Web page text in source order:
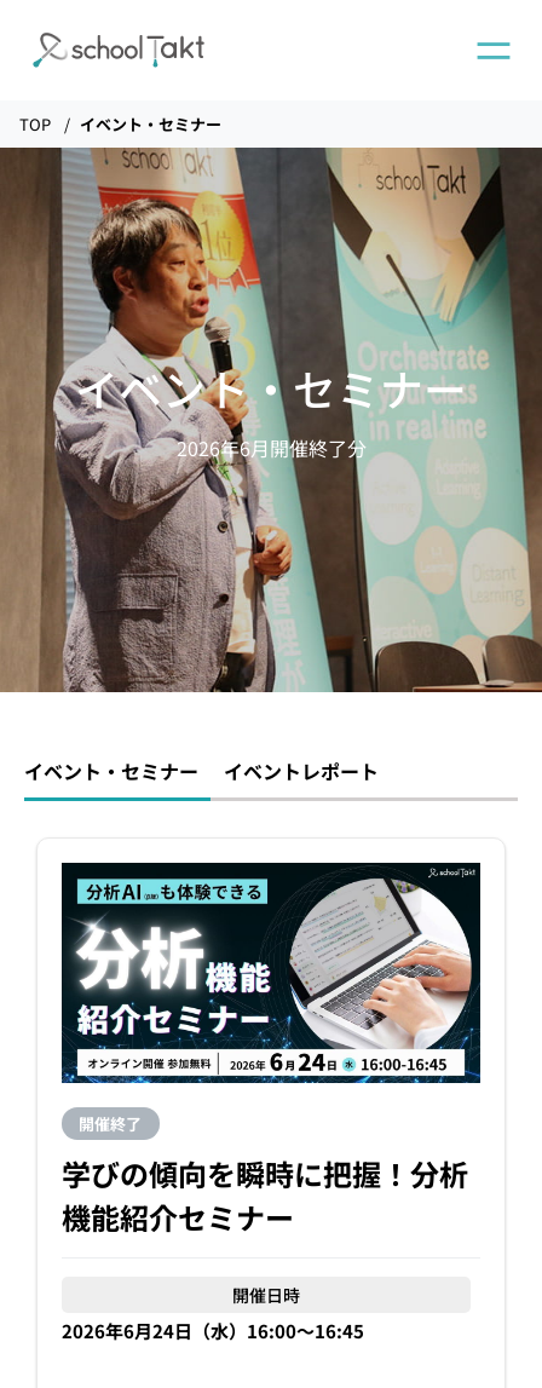
機能
タクトAI
導入事例
導入実績
料金
イベント・セミナー
お知らせ
TOP イベント・セミナー
イベント・セミナー
2026年6月開催終了分
イベント・セミナー イベントレポート
開催終了
学びの傾向を瞬時に把握！分析
機能紹介セミナー
開催日時
2026年6月24日（水）16:00〜16:45